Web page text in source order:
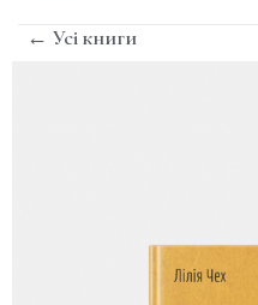
← Усі книги